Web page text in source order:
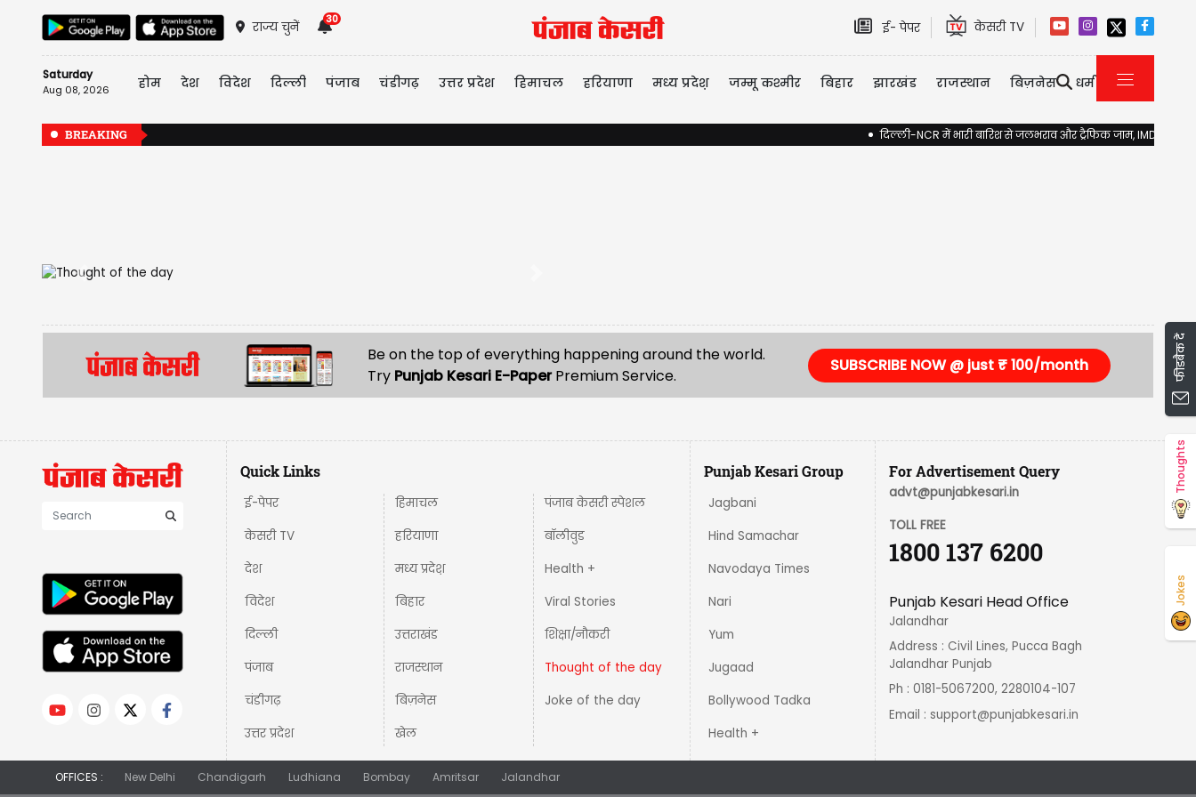
राज्य चुनें
30
ई- पेपर केसरी TV
Saturday
Aug 08, 2026 होम देश विदेश दिल्ली पंजाब चंडीगढ़ उत्तर प्रदेश हिमाचल हरियाणा मध्य प्रदेश़ जम्मू कश्मीर बिहार झारखंड राजस्थान बिज़नेस धर्म
BREAKING दिल्ली-NCR में भारी बारिश से जलभराव और ट्रैफिक जाम, IMD ने जारी
Previous
Be on the top of everything happening around the world.
Try Punjab Kesari E-PaperPremium Service.
SUBSCRIBE NOW @ just ₹ 100/month
Quick Links
ई-पेपर
केसरी TV
देश
विदेश
दिल्ली
पंजाब
चंडीगढ़
उत्तर प्रदेश
हिमाचल
हरियाणा
मध्य प्रदेश़
बिहार
उत्तराखंड
राजस्थान
बिज़नेस
खेल
पंजाब केसरी स्पेशल
बॉलीवुड
Health +
Viral Stories
शिक्षा/नौकरी
Thought of the day
Joke of the day
Punjab Kesari Group
Jagbani
Hind Samachar
Navodaya Times
Nari
Yum
Jugaad
Bollywood Tadka
Health +
For Advertisement Query
advt@punjabkesari.in
TOLL FREE
1800 137 6200
Punjab Kesari Head Office
Jalandhar
Address : Civil Lines, Pucca Bagh
Jalandhar Punjab
Ph : 0181-5067200, 2280104-107
Email :support@punjabkesari.in
OFFICES : New Delhi Chandigarh Ludhiana Bombay Amritsar Jalandhar
फीडबैक दें
Thoughts
Jokes